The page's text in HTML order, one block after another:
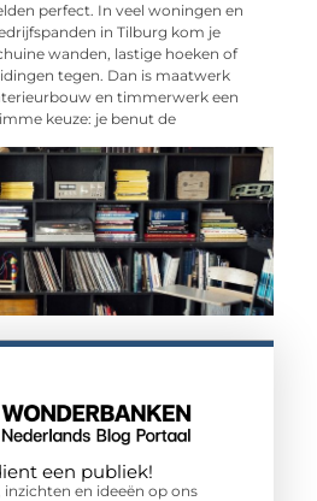
perfect. In veel woningen en
in Tilburg kom je
wanden, lastige hoeken of
tegen. Dan is maatwerk
en timmerwerk een
keuze: je benut de
een publiek!
en ideeën op ons